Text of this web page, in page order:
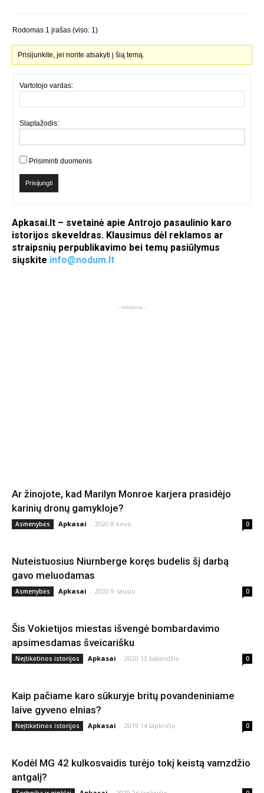
Rodomas 1 įrašas (viso: 1)
Prisijunkite, jei norite atsakyti į šią temą.
Vartotojo vardas:
Slaptažodis:
Prisiminti duomenis
Prisijungti
Apkasai.lt – svetainė apie Antrojo pasaulinio karo
istorijos skeveldras. Klausimus dėl reklamos ar
straipsnių perpublikavimo bei temų pasiūlymus
siųskite info@nodum.lt
- reklama -
Ar žinojote, kad Marilyn Monroe karjera prasidėjo
karinių dronų gamykloje?
Asmenybės Apkasai - 2020 8 kovo 0
Nuteistuosius Niurnberge koręs budelis šį darbą
gavo meluodamas
Asmenybės Apkasai - 2020 9 sausio 0
Šis Vokietijos miestas išvengė bombardavimo
apsimesdamas šveicarišku
Neįtikėtinos istorijos Apkasai - 2020 13 balandžio 0
Kaip pačiame karo sūkuryje britų povandeniniame
laive gyveno elnias?
Neįtikėtinos istorijos Apkasai - 2019 14 lapkričio 0
Kodėl MG 42 kulkosvaidis turėjo tokį keistą vamzdžio
antgalį?